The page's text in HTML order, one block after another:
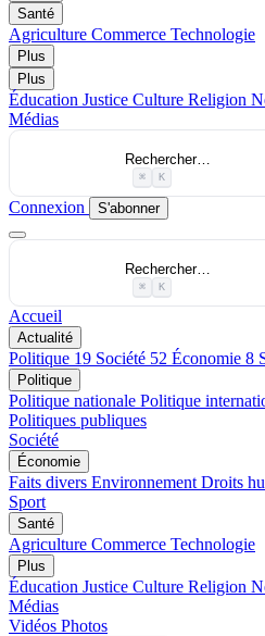
Santé
Agriculture Commerce Technologie
Plus
Plus
Éducation Justice Culture Religion
Médias
Rechercher…
⌘ K
Connexion S'abonner
Rechercher…
⌘ K
Accueil
Actualité
Politique 19 Société 52 Économie 8
Politique
Politique nationale Politique
Politiques publiques
Société
Économie
Faits divers Environnement Droits
Sport
Santé
Agriculture Commerce Technologie
Plus
Éducation Justice Culture Religion
Médias
Vidéos Photos